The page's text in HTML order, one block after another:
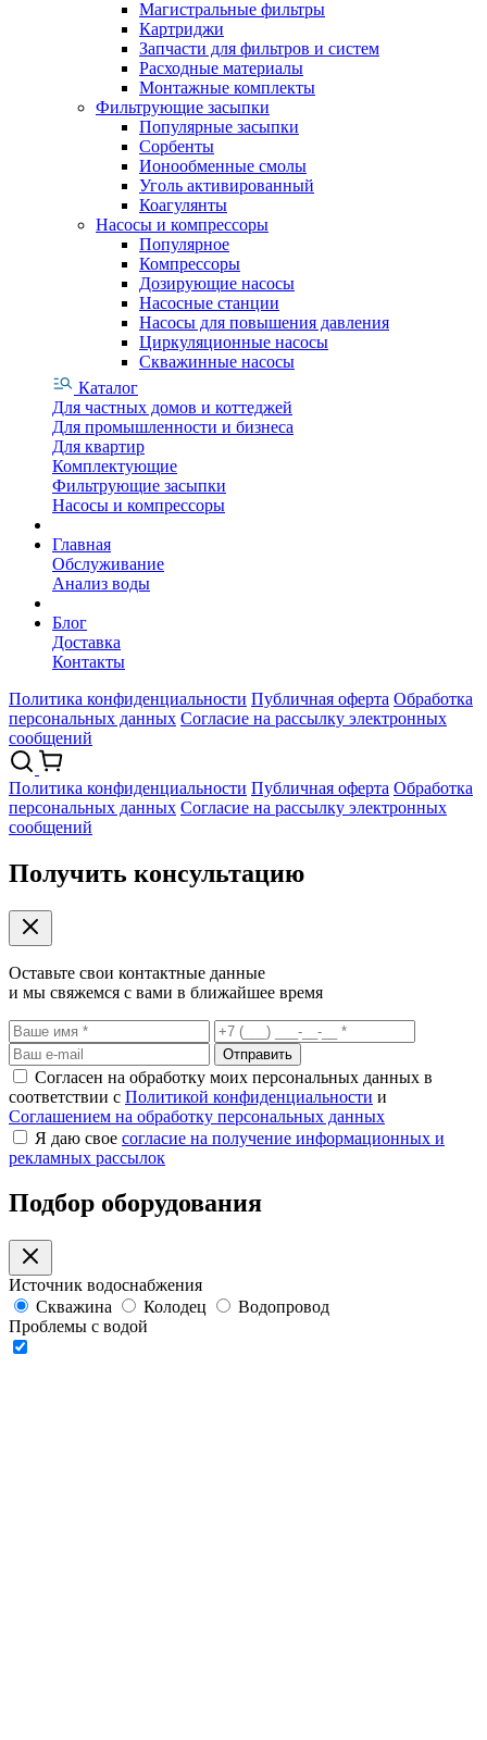
Магистральные фильтры
Картриджи
Запчасти для фильтров и систем
Расходные материалы
Монтажные комплекты
Фильтрующие засыпки
Популярные засыпки
Сорбенты
Ионообменные смолы
Уголь активированный
Коагулянты
Насосы и компрессоры
Популярное
Компрессоры
Дозирующие насосы
Насосные станции
Насосы для повышения давления
Циркуляционные насосы
Скважинные насосы
Каталог
Для частных домов и коттеджей
Для промышленности и бизнеса
Для квартир
Комплектующие
Фильтрующие засыпки
Насосы и компрессоры
Главная
Обслуживание
Анализ воды
Блог
Доставка
Контакты
Политика конфиденциальности Публичная оферта Обработка
персональных данных Согласие на рассылку электронных
сообщений
Политика конфиденциальности Публичная оферта Обработка
персональных данных Согласие на рассылку электронных
сообщений
Получить консультацию
Оставьте свои контактные данные
и мы свяжемся с вами в ближайшее время
Отправить
Согласен на обработку моих персональных данных в
соответствии с Политикой конфиденциальности и
Соглашением на обработку персональных данных
Я даю свое согласие на получение информационных и
рекламных рассылок
Подбор оборудования
Источник водоснабжения
Скважина
Колодец
Водопровод
Проблемы с водой